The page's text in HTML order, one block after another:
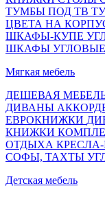
ТУМБЫ ПОД ТВ
ЦВЕТА НА
ШКАФЫ-КУПЕ
ШКАФЫ УГЛОВЫЕ
Мягкая мебель
ДЕШЕВАЯ
ДИВАНЫ
ЕВРОКНИЖКИ
КНИЖКИ
ОТДЫХА
СОФЫ, ТАХТЫ
Детская мебель